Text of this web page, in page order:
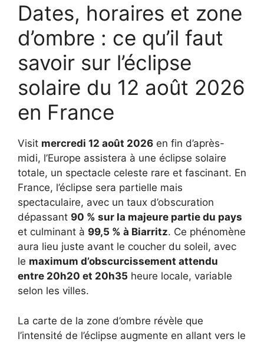
Dates, horaires et zone
d’ombre : ce qu’il faut
savoir sur l’éclipse
solaire du 12 août 2026
en France
Visit mercredi 12 août 2026 en fin d’après-
midi, l’Europe assistera à une éclipse solaire
totale, un spectacle celeste rare et fascinant. En
France, l’éclipse sera partielle mais
spectaculaire, avec un taux d’obscuration
dépassant 90 % sur la majeure partie du pays
et culminant à 99,5 % à Biarritz. Ce phénomène
aura lieu juste avant le coucher du soleil, avec
le maximum d’obscurcissement attendu
entre 20h20 et 20h35 heure locale, variable
selon les villes.
La carte de la zone d’ombre révèle que
l’intensité de l’éclipse augmente en allant vers le